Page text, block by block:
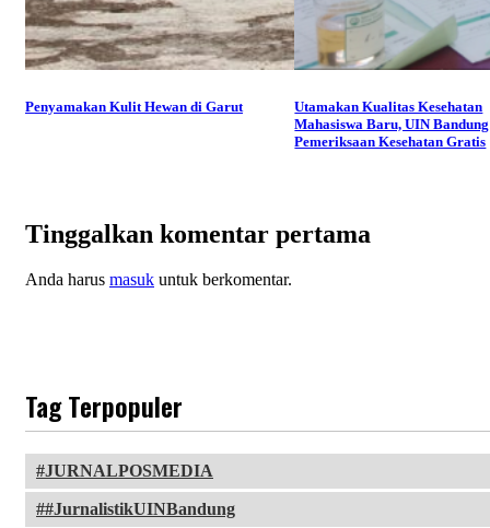
Penyamakan Kulit Hewan di Garut
Utamakan Kualitas Kesehatan
Mahasiswa Baru, UIN
Pemeriksaan Kesehatan Gratis
Tinggalkan komentar pertama
Anda harus masuk untuk berkomentar.
Tag Terpopuler
JURNALPOSMEDIA
#JurnalistikUINBandung